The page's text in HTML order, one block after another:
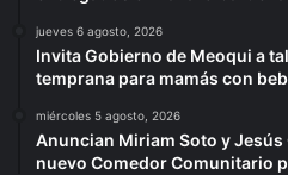
jueves 6 agosto, 2026
Invita Gobierno de Meoqui a
temprana para mamás con
miércoles 5 agosto, 2026
Anuncian Miriam Soto y
nuevo Comedor Comunitario